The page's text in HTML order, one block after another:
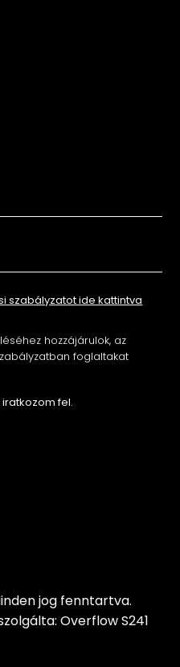
szabályzatot ide kattintva
hozzájárulok, az
foglaltakat
fel.
jog fenntartva.
Overflow S241